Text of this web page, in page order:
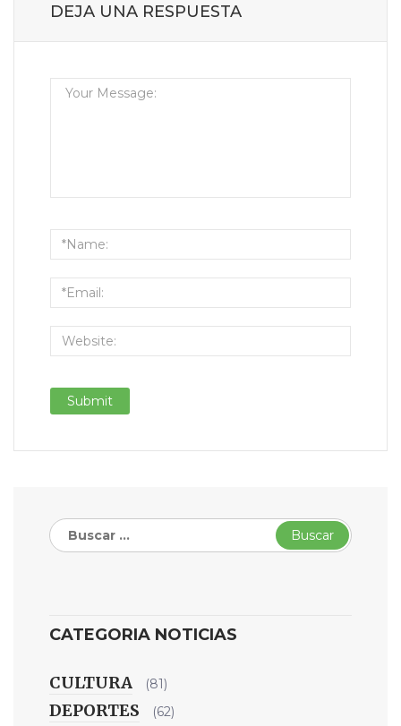
DEJA UNA RESPUESTA
Buscar:
CATEGORIA NOTICIAS
CULTURA (81)
DEPORTES (62)